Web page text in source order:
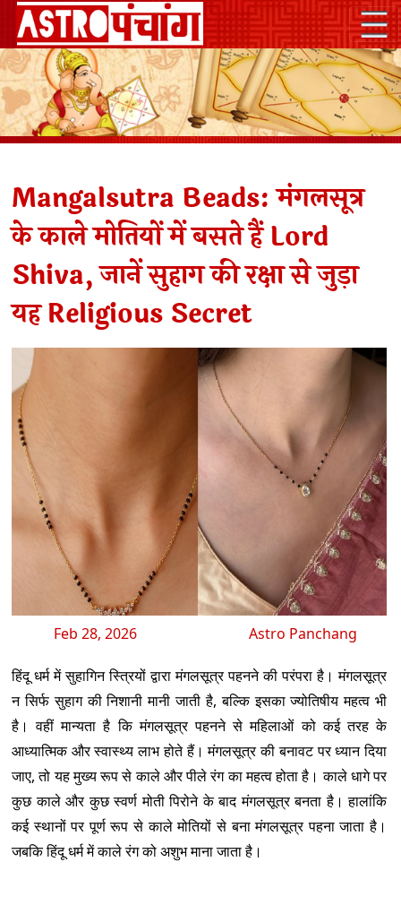
Mangalsutra Beads: मंगलसूत्र
के काले मोतियों में बसते हैं Lord
Shiva, जानें सुहाग की रक्षा से जुड़ा
यह Religious Secret
Feb 28, 2026 Astro Panchang
हिंदू धर्म में सुहागिन स्त्रियों द्वारा मंगलसूत्र पहनने की परंपरा है। मंगलसूत्र
न सिर्फ सुहाग की निशानी मानी जाती है, बल्कि इसका ज्योतिषीय महत्व भी
है। वहीं मान्यता है कि मंगलसूत्र पहनने से महिलाओं को कई तरह के
आध्यात्मिक और स्वास्थ्य लाभ होते हैं। मंगलसूत्र की बनावट पर ध्यान दिया
जाए, तो यह मुख्य रूप से काले और पीले रंग का महत्व होता है। काले धागे पर
कुछ काले और कुछ स्वर्ण मोती पिरोने के बाद मंगलसूत्र बनता है। हालांकि
कई स्थानों पर पूर्ण रूप से काले मोतियों से बना मंगलसूत्र पहना जाता है।
जबकि हिंदू धर्म में काले रंग को अशुभ माना जाता है।